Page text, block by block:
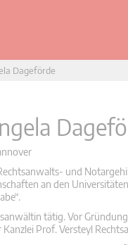
Dageförde
und
an den
tätig. Vor
Prof. Versteyl